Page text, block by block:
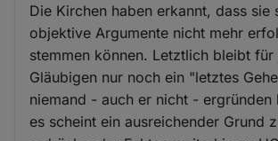
Die Kirchen haben erkannt, dass sie
objektive Argumente nicht mehr
stemmen können. Letztlich bleibt für
Gläubigen nur noch ein "letztes
niemand - auch er nicht - ergründen
es scheint ein ausreichender Grund